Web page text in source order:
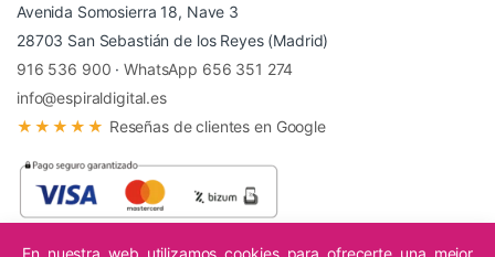
Avenida Somosierra 18, Nave 3
28703 San Sebastián de los Reyes (Madrid)
916 536 900 ·WhatsApp 656 351 274
info@espiraldigital.es
★★★★★ Reseñas de clientes en Google
En nuestra web utilizamos cookies para ofrecerte una mejor